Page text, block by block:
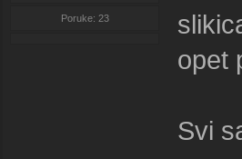
Poruke: 23
opet
Svi